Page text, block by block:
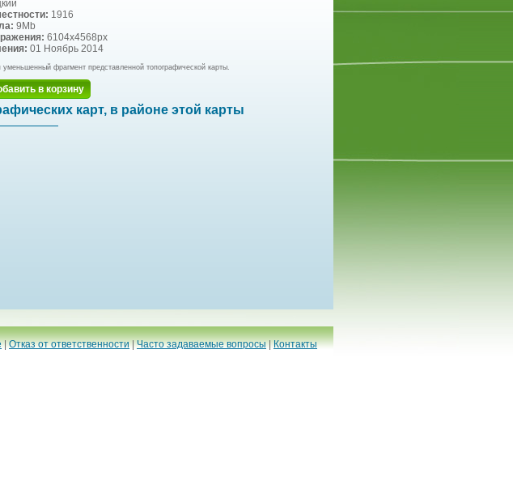
1916
9Mb
6104x4568px
01 Ноябрь 2014
фрагмент представленной топографической карты.
в корзину
карт, в районе этой карты
|Отказ от ответственности|Часто задаваемые вопросы|Контакты